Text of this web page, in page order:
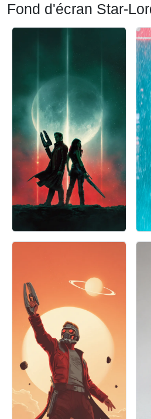
Fond d'écran Star-